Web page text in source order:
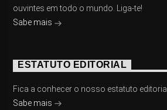
ouvintes em todo o mundo. Liga-te!
Sabe mais
ESTATUTO EDITORIAL
Fica a conhecer o nosso estatuto editorial
Sabe mais